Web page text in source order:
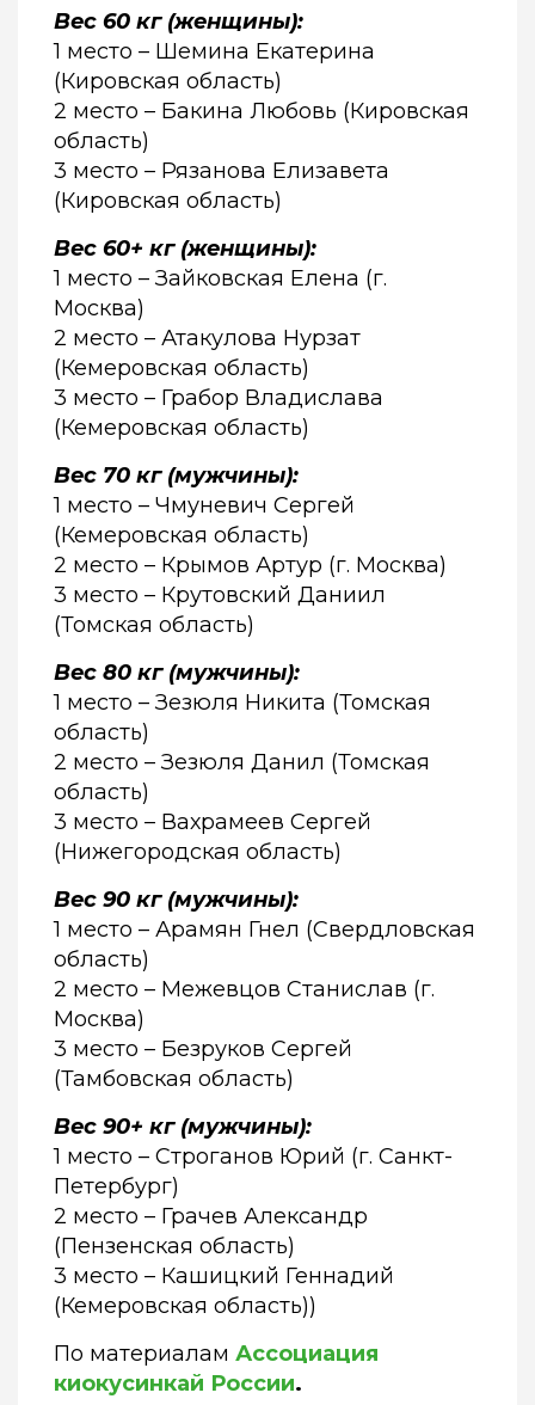
Вес 60 кг (женщины):
1 место – Шемина Екатерина
(Кировская область)
2 место – Бакина Любовь (Кировская
область)
3 место – Рязанова Елизавета
(Кировская область)
Вес 60+ кг (женщины):
1 место – Зайковская Елена (г.
Москва)
2 место – Атакулова Нурзат
(Кемеровская область)
3 место – Грабор Владислава
(Кемеровская область)
Вес 70 кг (мужчины):
1 место – Чмуневич Сергей
(Кемеровская область)
2 место – Крымов Артур (г. Москва)
3 место – Крутовский Даниил
(Томская область)
Вес 80 кг (мужчины):
1 место – Зезюля Никита (Томская
область)
2 место – Зезюля Данил (Томская
область)
3 место – Вахрамеев Сергей
(Нижегородская область)
Вес 90 кг (мужчины):
1 место – Арамян Гнел (Свердловская
область)
2 место – Межевцов Станислав (г.
Москва)
3 место – Безруков Сергей
(Тамбовская область)
Вес 90+ кг (мужчины):
1 место – Строганов Юрий (г. Санкт-
Петербург)
2 место – Грачев Александр
(Пензенская область)
3 место – Кашицкий Геннадий
(Кемеровская область))
По материалам Ассоциация
киокусинкай России.